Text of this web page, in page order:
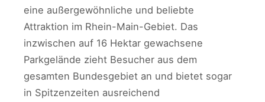
eine außergewöhnliche und beliebte
Attraktion im Rhein-Main-Gebiet. Das
inzwischen auf 16 Hektar gewachsene
Parkgelände zieht Besucher aus dem
gesamten Bundesgebiet an und bietet sogar
in Spitzenzeiten ausreichend